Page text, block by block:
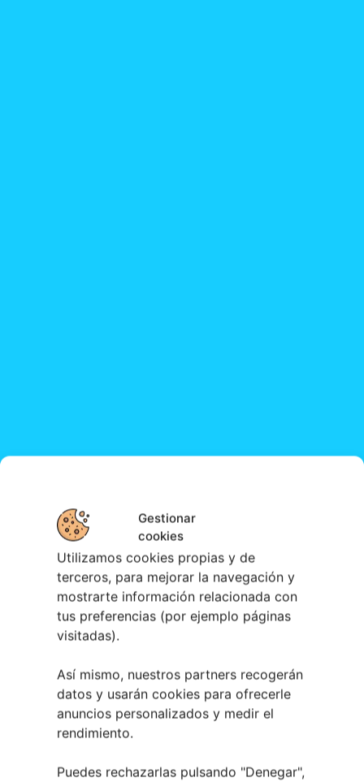
Gestionar
cookies
Utilizamos cookies propias y de
terceros, para mejorar la navegación y
mostrarte información relacionada con
tus preferencias (por ejemplo páginas
visitadas).
Así mismo, nuestros partners recogerán
datos y usarán cookies para ofrecerle
anuncios personalizados y medir el
rendimiento.
Puedes rechazarlas pulsando "Denegar",